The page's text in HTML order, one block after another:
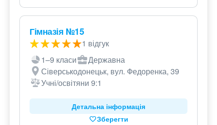
Гімназія №15
1 відгук
1–9 класи
Державна
Сіверськодонецьк, вул. Федоренка, 39
Учні/освітяни 9:1
Детальна інформація
Зберегти